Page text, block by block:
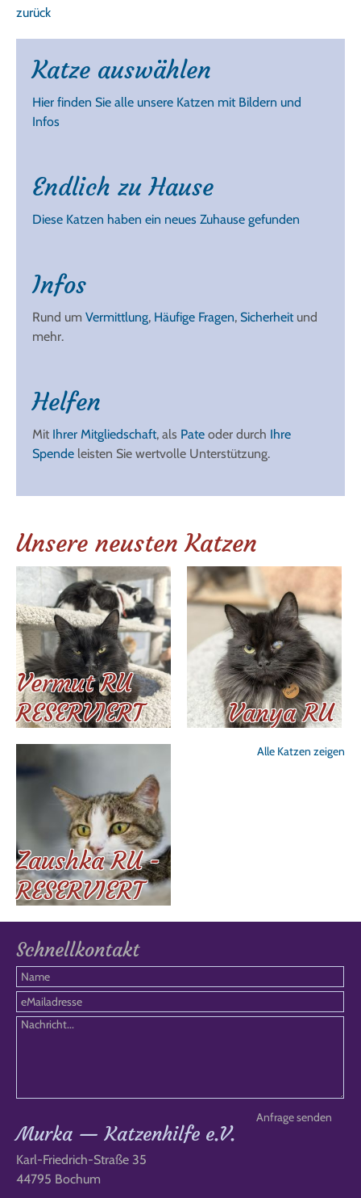
zurück
Katze auswählen
Hier finden Sie alle unsere Katzen mit Bildern und
Infos
Endlich zu Hause
Diese Katzen haben ein neues Zuhause gefunden
Infos
Rund um Vermittlung, Häufige Fragen, Sicherheitund
mehr.
Helfen
Mit Ihrer Mitgliedschaft, als Pate oder durch Ihre
Spende leisten Sie wertvolle Unterstützung.
Unsere neusten Katzen
Vermut RU
RESERVIERT
Vanya RU
Zaushka RU -
RESERVIERT
Alle Katzen zeigen
Schnellkontakt
Murka — Katzenhilfe e.V.
Karl-Friedrich-Straße 35
44795 Bochum